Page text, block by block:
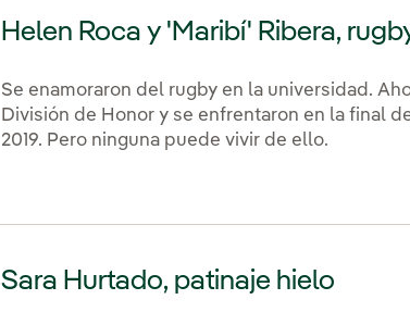
Helen Roca y 'Maribí' Ribera,
Se enamoraron del rugby en la universidad.
División de Honor y se enfrentaron en la final
2019. Pero ninguna puede vivir de ello.
Sara Hurtado, patinaje hielo